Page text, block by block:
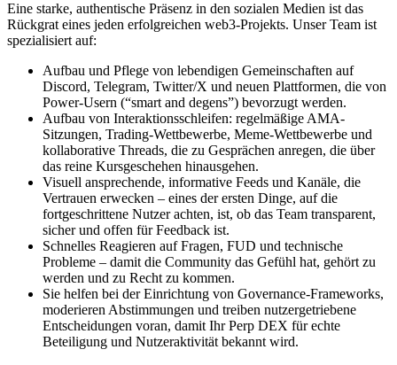
Eine starke, authentische Präsenz in den sozialen Medien ist das
Rückgrat eines jeden erfolgreichen web3-Projekts. Unser Team ist
spezialisiert auf:
Aufbau und Pflege von lebendigen Gemeinschaften auf
Discord, Telegram, Twitter/X und neuen Plattformen, die von
Power-Usern (“smart and degens”) bevorzugt werden.
Aufbau von Interaktionsschleifen: regelmäßige AMA-
Sitzungen, Trading-Wettbewerbe, Meme-Wettbewerbe und
kollaborative Threads, die zu Gesprächen anregen, die über
das reine Kursgeschehen hinausgehen.
Visuell ansprechende, informative Feeds und Kanäle, die
Vertrauen erwecken – eines der ersten Dinge, auf die
fortgeschrittene Nutzer achten, ist, ob das Team transparent,
sicher und offen für Feedback ist.
Schnelles Reagieren auf Fragen, FUD und technische
Probleme – damit die Community das Gefühl hat, gehört zu
werden und zu Recht zu kommen.
Sie helfen bei der Einrichtung von Governance-Frameworks,
moderieren Abstimmungen und treiben nutzergetriebene
Entscheidungen voran, damit Ihr Perp DEX für echte
Beteiligung und Nutzeraktivität bekannt wird.